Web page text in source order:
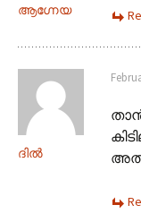
ആഗ്നേയ
ദില്‍